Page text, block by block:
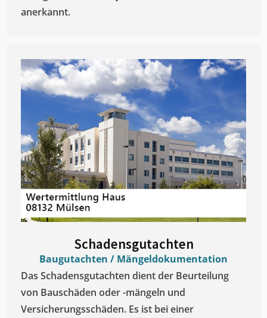
anerkannt.
Schadensgutachten
Baugutachten / Mängeldokumentation
Das Schadensgutachten dient der Beurteilung
von Bauschäden oder -mängeln und
Versicherungsschäden. Es ist bei einer